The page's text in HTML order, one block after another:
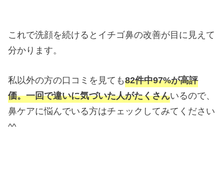
これで洗顔を続けるとイチゴ鼻の改善が目に見えて
分かります。
私以外の方の口コミを見ても82件中97%が高評
価。一回で違いに気づいた人がたくさんいるので、
鼻ケアに悩んでいる方はチェックしてみてください
^^